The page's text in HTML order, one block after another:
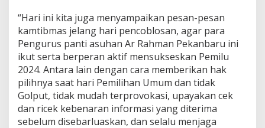
m
“Hari ini kita juga menyampaikan pesan-pesan
kamtibmas jelang hari pencoblosan, agar para
Pengurus panti asuhan Ar Rahman Pekanbaru ini
ikut serta berperan aktif mensukseskan Pemilu
2024. Antara lain dengan cara memberikan hak
pilihnya saat hari Pemilihan Umum dan tidak
Golput, tidak mudah terprovokasi, upayakan cek
dan ricek kebenaran informasi yang diterima
sebelum disebarluaskan, dan selalu menjaga